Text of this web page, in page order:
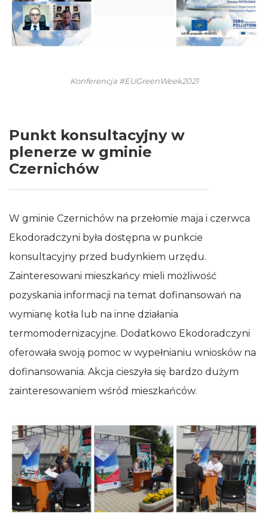
Konferencja #EUGreenWeek2021
Punkt konsultacyjny w
plenerze w gminie
Czernichów
W gminie Czernichów na przełomie maja i czerwca
Ekodoradczyni była dostępna w punkcie
konsultacyjny przed budynkiem urzędu.
Zainteresowani mieszkańcy mieli możliwość
pozyskania informacji na temat dofinansowań na
wymianę kotła lub na inne działania
termomodernizacyjne. Dodatkowo Ekodoradczyni
oferowała swoją pomoc w wypełnianiu wniosków na
dofinansowania. Akcja cieszyła się bardzo dużym
zainteresowaniem wśród mieszkańców.